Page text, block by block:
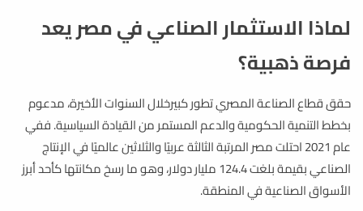
لماذا الاستثمار الصناعي في مصر يعد
فرصة ذهبية؟
حقق قطاع الصناعة المصري تطور كبيرخلال السنوات الأخيرة، مدعوم
بخطط التنمية الحكومية والدعم المستمر من القيادة السياسية. ففي
عام 2021 احتلت مصر المرتبة الثالثة عربيًا والثلاثين عالميًا في الإنتاج
الصناعي بقيمة بلغت 124.4 مليار دولار، وهو ما رسخ مكانتها كأحد أبرز
الأسواق الصناعية في المنطقة.